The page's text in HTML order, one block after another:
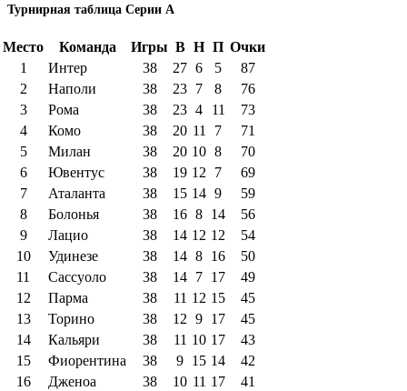
Турнирная таблица Серии А
Место Команда Игры В Н П Очки
1
Интер 38 27 6 5
87
2
Наполи 38 23 7 8
76
3
Рома 38 23 4 11
73
4
Комо 38 20 11 7
71
5
Милан 38 20 10 8
70
6
Ювентус 38 19 12 7
69
7
Аталанта 38 15 14 9
59
8
Болонья 38 16 8 14
56
9
Лацио 38 14 12 12
54
10
Удинезе 38 14 8 16
50
11
Сассуоло 38 14 7 17
49
12
Парма 38 11 12 15
45
13
Торино 38 12 9 17
45
14
Кальяри 38 11 10 17
43
15
Фиорентина 38 9 15 14
42
16
Дженоа 38 10 11 17
41